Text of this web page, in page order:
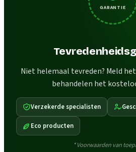
GARANTIE
Niet helemaal tevreden? Meld
behandelen het
Verzekerde specialisten
Eco producten
* Voorwaarden van